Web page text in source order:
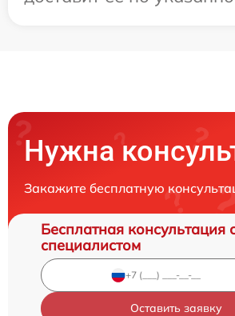
Нужна
Закажите бесплатную
Бесплатная консультация
специалистом
Оставить заявку